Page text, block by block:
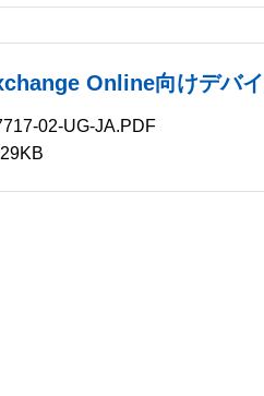
Online向けデバ
02-UG-JA.PDF